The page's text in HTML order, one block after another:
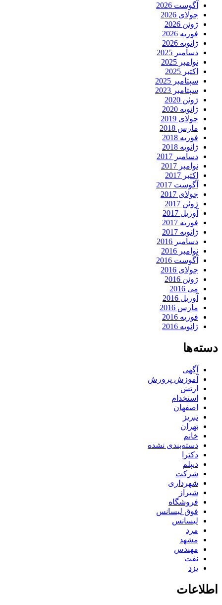
آگوست 2026
جولای 2026
ژوئن 2026
فوریه 2026
ژانویه 2026
دسامبر 2025
نوامبر 2025
اکتبر 2025
سپتامبر 2025
سپتامبر 2023
ژوئن 2020
ژانویه 2020
جولای 2019
مارس 2018
فوریه 2018
ژانویه 2018
دسامبر 2017
نوامبر 2017
اکتبر 2017
آگوست 2017
جولای 2017
ژوئن 2017
آوریل 2017
فوریه 2017
ژانویه 2017
دسامبر 2016
نوامبر 2016
آگوست 2016
جولای 2016
ژوئن 2016
می 2016
آوریل 2016
مارس 2016
فوریه 2016
ژانویه 2016
دسته‌ها
آگهی
آموزش پرورش
ارتش
استخدام
اصفهان
تبریز
تهران
خانم
دسته‌بندی نشده
دکترا
دیپلم
شرکت
شهرداری
شیراز
فروشگاه
فوق لیسانس
لیسانس
مرد
مشهد
مهندس
نفت
یزد
اطلاعات